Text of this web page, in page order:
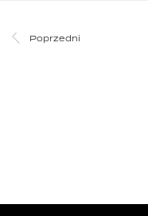
Poprzedni